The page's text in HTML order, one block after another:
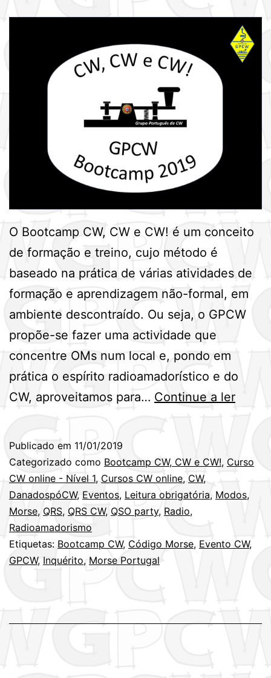
O Bootcamp CW, CW e CW! é um conceito
de formação e treino, cujo método é
baseado na prática de várias atividades de
formação e aprendizagem não-formal, em
ambiente descontraído. Ou seja, o GPCW
propõe-se fazer uma actividade que
concentre OMs num local e, pondo em
prática o espírito radioamadorístico e do
CW, aproveitamos para… Continue a ler
e
–
Publicado em 11/01/2019
Categorizado como Bootcamp CW, CW e CW!, Curso
CW online - Nível 1, Cursos CW online, CW,
DanadospóCW, Eventos, Leitura obrigatória, Modos,
Morse, QRS, QRS CW, QSO party, Radio,
Radioamadorismo
Etiquetas: Bootcamp CW, Código Morse, Evento CW,
GPCW, Inquérito, Morse Portugal